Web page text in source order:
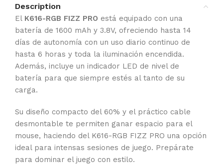
Description
El K616-RGB FIZZ PRO está equipado con una
batería de 1600 mAh y 3.8V, ofreciendo hasta 14
días de autonomía con un uso diario continuo de
hasta 6 horas y toda la iluminación encendida.
Además, incluye un indicador LED de nivel de
batería para que siempre estés al tanto de su
carga.
Su diseño compacto del 60% y el práctico cable
desmontable te permiten ganar espacio para el
mouse, haciendo del K616-RGB FIZZ PRO una opción
ideal para intensas sesiones de juego. Prepárate
para dominar el juego con estilo.